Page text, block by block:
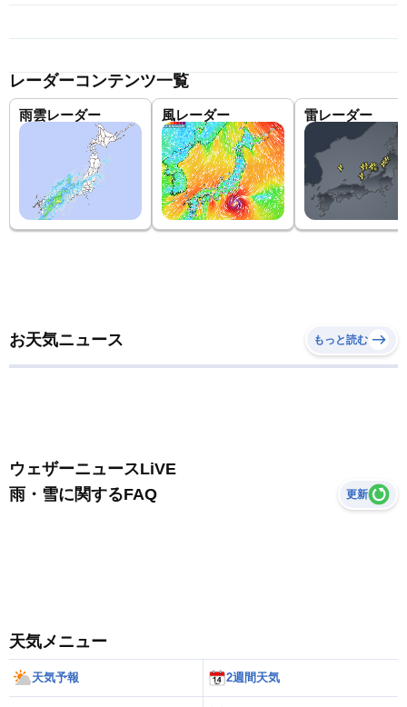
レーダーコンテンツ一覧
雨雲レーダー 風レーダー 雷レーダー
お天気ニュース もっと読む
ウェザーニュースLiVE
雨・雪に関するFAQ
更新
天気メニュー
天気予報 2週間天気